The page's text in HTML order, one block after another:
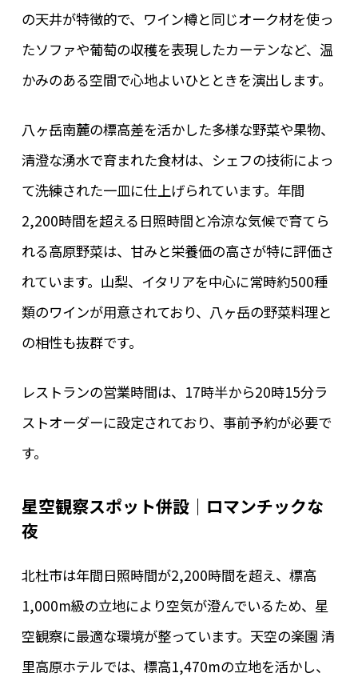
の天井が特徴的で、ワイン樽と同じオーク材を使っ
たソファや葡萄の収穫を表現したカーテンなど、温
かみのある空間で心地よいひとときを演出します。
八ヶ岳南麓の標高差を活かした多様な野菜や果物、
清澄な湧水で育まれた食材は、シェフの技術によっ
て洗練された一皿に仕上げられています。年間
2,200時間を超える日照時間と冷涼な気候で育てら
れる高原野菜は、甘みと栄養価の高さが特に評価さ
れています。山梨、イタリアを中心に常時約500種
類のワインが用意されており、八ヶ岳の野菜料理と
の相性も抜群です。
レストランの営業時間は、17時半から20時15分ラ
ストオーダーに設定されており、事前予約が必要で
す。
星空観察スポット併設｜ロマンチックな
夜
北杜市は年間日照時間が2,200時間を超え、標高
1,000m級の立地により空気が澄んでいるため、星
空観察に最適な環境が整っています。天空の楽園 清
里高原ホテルでは、標高1,470mの立地を活かし、